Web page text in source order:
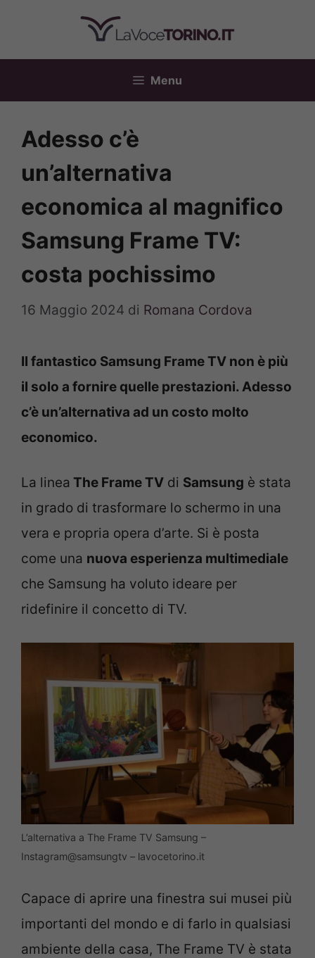
contenuto
Menu
Adesso c’è
un’alternativa
economica al magnifico
Samsung Frame TV:
costa pochissimo
16 Maggio 2024 di Romana Cordova
Il fantastico Samsung Frame TV non è più
il solo a fornire quelle prestazioni. Adesso
c’è un’alternativa ad un costo molto
economico.
La linea The Frame TV di Samsung è stata
in grado di trasformare lo schermo in una
vera e propria opera d’arte. Si è posta
come una nuova esperienza multimediale
che Samsung ha voluto ideare per
ridefinire il concetto di TV.
L’alternativa a The Frame TV Samsung –
Instagram@samsungtv – lavocetorino.it
Capace di aprire una finestra sui musei più
importanti del mondo e di farlo in qualsiasi
ambiente della casa, The Frame TV è stata